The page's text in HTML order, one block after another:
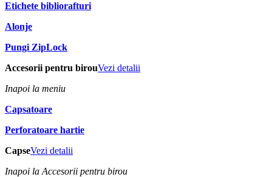
Etichete bibliorafturi
Alonje
Pungi ZipLock
Accesorii pentru birouVezi detalii
Inapoi la meniu
Capsatoare
Perforatoare hartie
CapseVezi detalii
Inapoi la Accesorii pentru birou